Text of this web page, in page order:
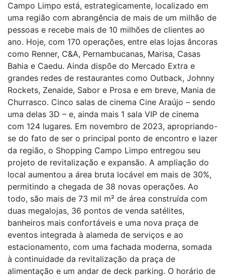
Campo Limpo está, estrategicamente, localizado em
uma região com abrangência de mais de um milhão de
pessoas e recebe mais de 10 milhões de clientes ao
ano. Hoje, com 170 operações, entre elas lojas âncoras
como Renner, C&A, Pernambucanas, Marisa, Casas
Bahia e Caedu. Ainda dispõe do Mercado Extra e
grandes redes de restaurantes como Outback, Johnny
Rockets, Zenaide, Sabor e Prosa e em breve, Mania de
Churrasco. Cinco salas de cinema Cine Araújo – sendo
uma delas 3D – e, ainda mais 1 sala VIP de cinema
com 124 lugares. Em novembro de 2023, apropriando-
se do fato de ser o principal ponto de encontro e lazer
da região, o Shopping Campo Limpo entregou seu
projeto de revitalização e expansão. A ampliação do
local aumentou a área bruta locável em mais de 30%,
permitindo a chegada de 38 novas operações. Ao
todo, são mais de 73 mil m² de área construída com
duas megalojas, 36 pontos de venda satélites,
banheiros mais confortáveis e uma nova praça de
eventos integrada à alameda de serviços e ao
estacionamento, com uma fachada moderna, somada
à continuidade da revitalização da praça de
alimentação e um andar de deck parking. O horário de